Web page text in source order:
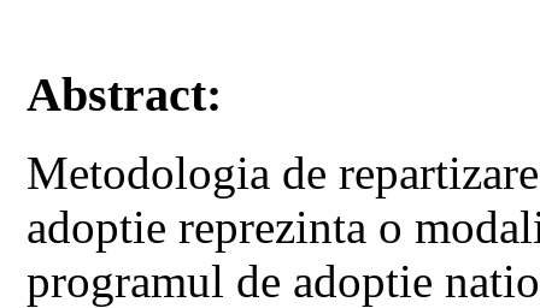
Abstract:
Metodologia de
adoptie reprezinta o
programul de adoptie